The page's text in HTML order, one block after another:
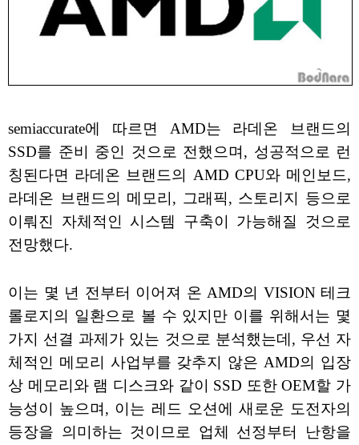
semiaccurate에 따르면 AMD는 라데온 브랜드의
SSD를 준비 중인 것으로 전했으며, 성공적으로 런
칭된다면 라데온 브랜드의 AMD CPU와 메인보드,
라데온 브랜드의 메모리, 그래픽, 스토리지 등으로
이뤄진 자체적인 시스템 구축이 가능해질 것으로
전망했다.
이는 몇 년 전부터 이어져 온 AMD의 VISION 테크
롤로지의 일환으로 볼 수 있지만 이를 위해서는 몇
가지 선결 과제가 있는 것으로 분석했는데, 우선 자
체적인 메모리 사업부를 갖추지 않은 AMD의 입장
상 메모리와 램 디스크와 같이 SSD 또한 OEM할 가
능성이 높으며, 이는 레드 오션에 새로운 도전자의
등장을 의미하는 것이므로 업체 선정부터 난항을